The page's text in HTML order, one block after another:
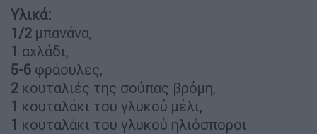
Υλικά:
1/2 μπανάνα,
1 αχλάδι,
5-6 φράουλες,
2 κουταλιές της σούπας βρόμη,
1 κουταλάκι του γλυκού μέλι,
1 κουταλάκι του γλυκού ηλιόσποροι